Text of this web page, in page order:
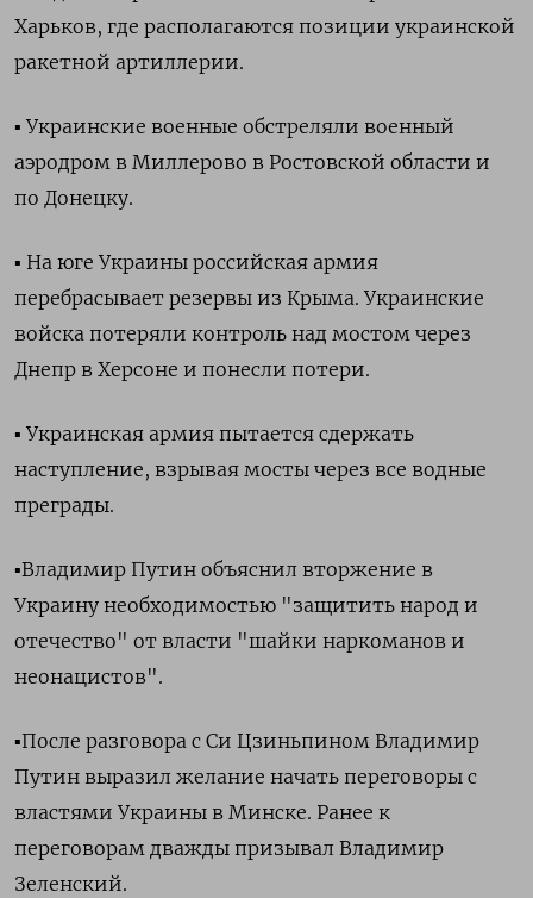
Харьков, где располагаются позиции украинской
ракетной артиллерии.
▪️ Украинские военные обстреляли военный
аэродром в Миллерово в Ростовской области и
по Донецку.
▪️ На юге Украины российская армия
перебрасывает резервы из Крыма. Украинские
войска потеряли контроль над мостом через
Днепр в Херсоне и понесли потери.
▪️ Украинская армия пытается сдержать
наступление, взрывая мосты через все водные
преграды.
▪️Владимир Путин объяснил вторжение в
Украину необходимостью "защитить народ и
отечество" от власти "шайки наркоманов и
неонацистов".
▪️После разговора с Си Цзиньпином Владимир
Путин выразил желание начать переговоры с
властями Украины в Минске. Ранее к
переговорам дважды призывал Владимир
Зеленский.